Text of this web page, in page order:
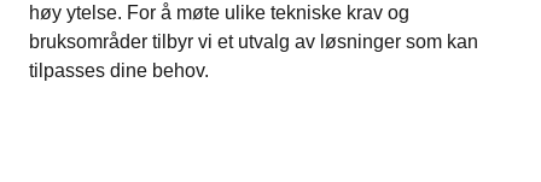
høy ytelse. For å møte ulike tekniske krav og
bruksområder tilbyr vi et utvalg av løsninger som kan
tilpasses dine behov.